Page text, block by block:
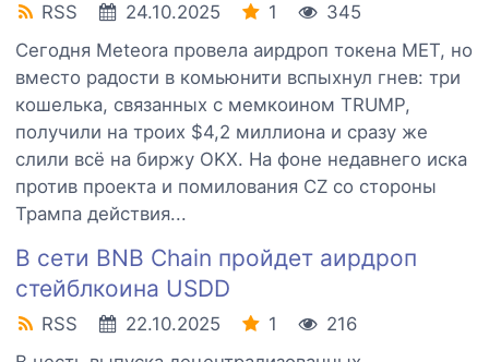
RSS 24.10.2025 1
345
Сегодня Meteora провела аирдроп токена MET, но
вместо радости в комьюнити вспыхнул гнев: три
кошелька, связанных с мемкоином TRUMP,
получили на троих $4,2 миллиона и сразу же
слили всё на биржу OKX. На фоне недавнего иска
против проекта и помилования CZ со стороны
Трампа действия...
В сети BNB Chain пройдет аирдроп
стейблкоина USDD
RSS 22.10.2025 1
216